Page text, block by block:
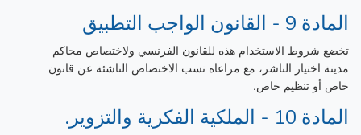
المادة 9 - القانون الواجب التطبيق
تخضع شروط الاستخدام هذه للقانون الفرنسي ولاختصاص محاكم
مدينة اختيار الناشر، مع مراعاة نسب الاختصاص الناشئة عن قانون
خاص أو تنظيم خاص.
المادة 10 - الملكية الفكرية والتزوير.